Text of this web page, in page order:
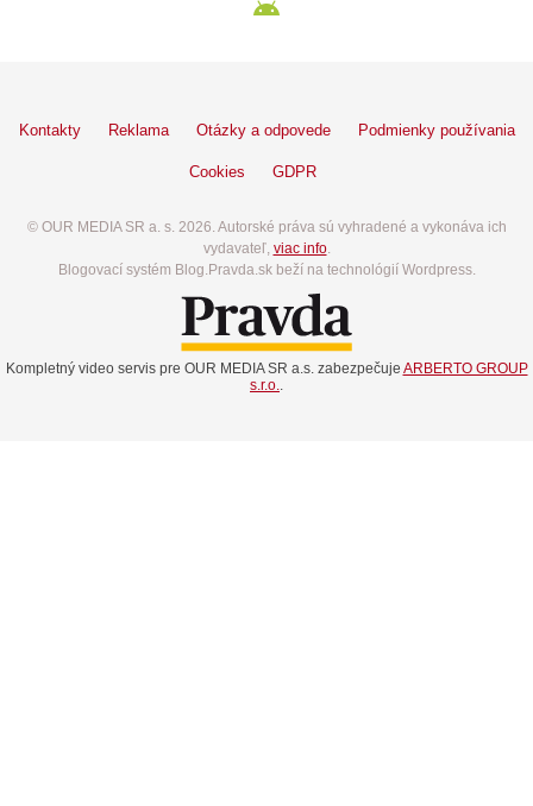
Kontakty Reklama Otázky a odpovede Podmienky používania
Cookies GDPR
© OUR MEDIA SR a. s. 2026. Autorské práva sú vyhradené a vykonáva ich
vydavateľ, viac info.
Blogovací systém Blog.Pravda.sk beží na technológií Wordpress.
Kompletný video servis pre OUR MEDIA SR a.s. zabezpečuje ARBERTO GROUP
s.r.o..